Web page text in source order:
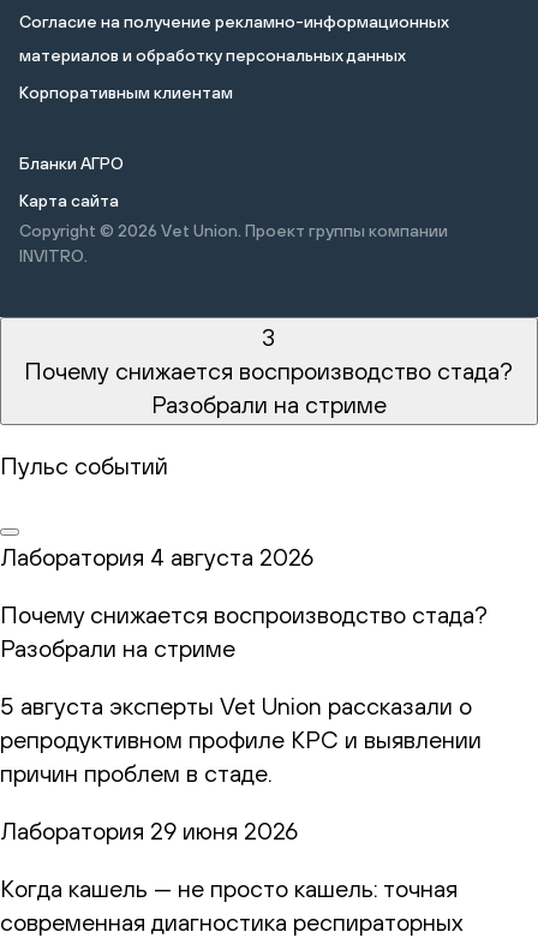
Cогласие на получение рекламно-информационных
материалов и обработку персональных данных
Корпоративным клиентам
Бланки АГРО
Карта сайта
Copyright © 2026 Vet Union. Проект группы компании
INVITRO.
3
Почему снижается воспроизводство стада?
Разобрали на стриме
Пульс событий
Лаборатория 4 августа 2026
Почему снижается воспроизводство стада?
Разобрали на стриме
5 августа эксперты Vet Union рассказали о
репродуктивном профиле КРС и выявлении
причин проблем в стаде.
Лаборатория 29 июня 2026
Когда кашель — не просто кашель: точная
современная диагностика респираторных